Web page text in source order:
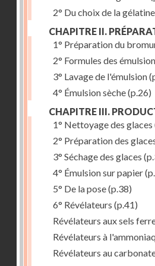
2° Du choix de la gélatine
CHAPITRE II.
1° Préparation du
2° Formules des
3° Lavage de l'émulsion
4° Émulsion sèche(p.26)
CHAPITRE III.
1° Nettoyage des glaces
2° Préparation des
3° Séchage des glaces
4° Émulsion sur papier
5° De la pose(p.38)
6° Révélateurs (p.41)
Révélateurs aux sels
Révélateurs à
Révélateurs au